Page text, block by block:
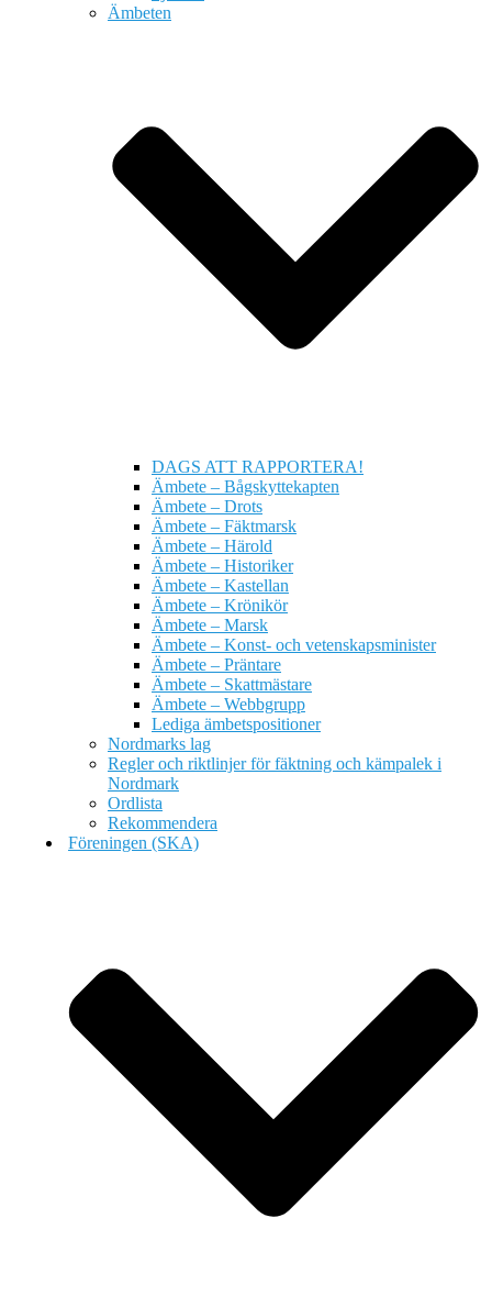
Ämbeten
DAGS ATT RAPPORTERA!
Ämbete – Bågskyttekapten
Ämbete – Drots
Ämbete – Fäktmarsk
Ämbete – Härold
Ämbete – Historiker
Ämbete – Kastellan
Ämbete – Krönikör
Ämbete – Marsk
Ämbete – Konst- och vetenskapsminister
Ämbete – Präntare
Ämbete – Skattmästare
Ämbete – Webbgrupp
Lediga ämbetspositioner
Nordmarks lag
Regler och riktlinjer för fäktning och kämpalek i
Nordmark
Ordlista
Rekommendera
Föreningen (SKA)